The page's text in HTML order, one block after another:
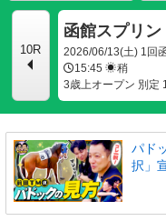
10R
函館スプリン
2026/06/13(土) 1回
15:45
稍
3歳上オープン 別定
パド
択」